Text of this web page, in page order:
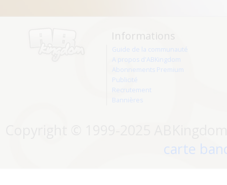
Informations
Guide de la communauté
A propos d'ABKingdom
Abonnements Premium
Publicité
Recrutement
Bannières
carte